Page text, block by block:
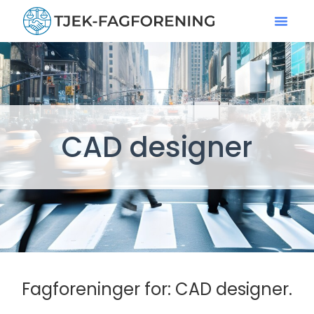
CAD designer
Fagforeninger for: CAD designer.